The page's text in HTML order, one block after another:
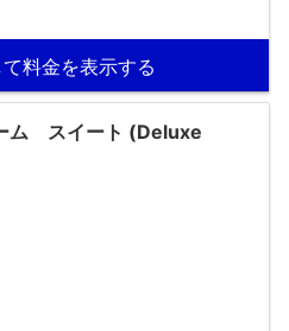
料金を表示する
ム スイート (Deluxe